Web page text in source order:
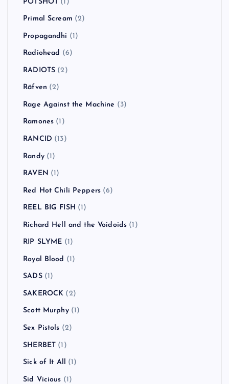
POTSHOT (1)
Primal Scream (2)
Propagandhi (1)
Radiohead (6)
RADIOTS (2)
Räfven (2)
Rage Against the Machine (3)
Ramones (1)
RANCID (13)
Randy(1)
RAVEN (1)
Red Hot Chili Peppers (6)
REEL BIG FISH (1)
Richard Hell and the Voidoids (1)
RIP SLYME (1)
Royal Blood (1)
SADS(1)
SAKEROCK (2)
Scott Murphy(1)
Sex Pistols (2)
SHERBET (1)
Sick of It All (1)
Sid Vicious (1)